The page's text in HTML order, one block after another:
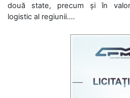
două state, precum și în
logistic al regiunii....